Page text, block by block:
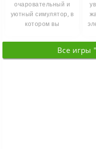
рецепты,
мечты.
очаровательный и
уютный симулятор, в
котором вы
сказочный мир, где
Все игры